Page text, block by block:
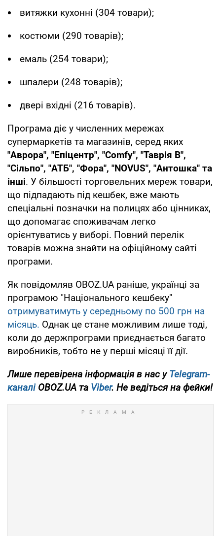
витяжки кухонні (304 товари);
костюми (290 товарів);
емаль (254 товари);
шпалери (248 товарів);
двері вхідні (216 товарів).
Програма діє у численних мережах
супермаркетів та магазинів, серед яких
"Аврора", "Епіцентр", "Comfy", "Таврія В",
"Сільпо", "АТБ", "Фора", "NOVUS", "Антошка" та
інші. У більшості торговельних мереж товари,
що підпадають під кешбек, вже мають
спеціальні позначки на полицях або цінниках,
що допомагає споживачам легко
орієнтуватись у виборі. Повний перелік
товарів можна знайти на офіційному сайті
програми.
Як повідомляв OBOZ.UA раніше, українці за
програмою "Національного кешбеку"
отримуватимуть у середньому по 500 грн на
місяць. Однак це стане можливим лише тоді,
коли до держпрограми приєднається багато
виробників, тобто не у перші місяці її дії.
Лише перевірена інформація в нас уTelegram-
каналіOBOZ.UA та Viber. Не ведіться на фейки!